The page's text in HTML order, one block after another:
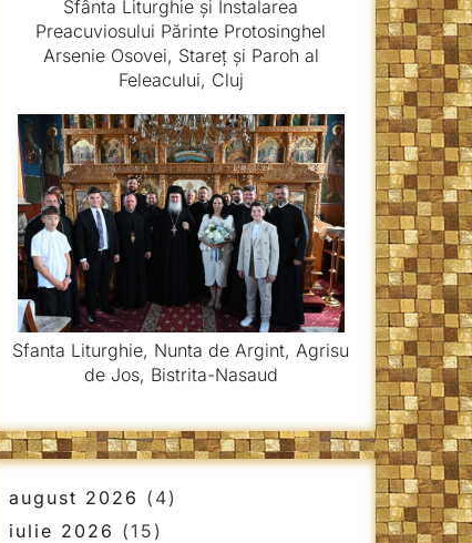
Sfânta Liturghie și Instalarea
Preacuviosului Părinte Protosinghel
Arsenie Osovei, Stareț și Paroh al
Feleacului, Cluj
Sfanta Liturghie, Nunta de Argint, Agrisu
de Jos, Bistrita-Nasaud
august 2026 (4)
iulie 2026 (15)